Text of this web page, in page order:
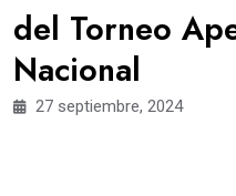
del Torneo
Nacional
27 septiembre, 2024